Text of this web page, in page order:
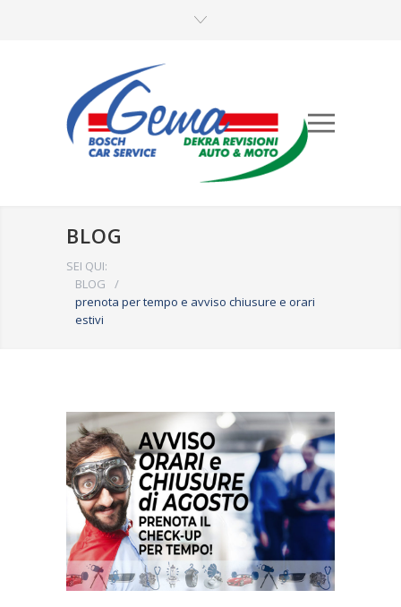
BLOG
SEI QUI:
BLOG
/
prenota per tempo e avviso chiusure e orari
estivi